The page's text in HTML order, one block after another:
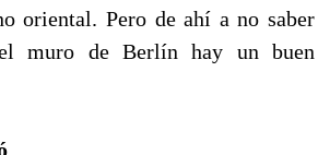
oriental. Pero de ahí a no saber
muro de Berlín hay un buen